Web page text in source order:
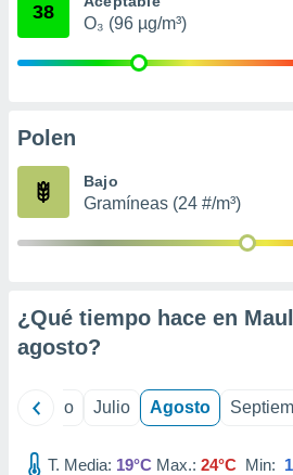
publicidad
de
1199
38
O₃ (96 µg/m³)
Polen
Bajo
Gramíneas (24 #/m³)
¿Qué tiempo hace en
agosto?
Junio Julio Agosto
T. Media: 19°C Max.: 24°C Min: